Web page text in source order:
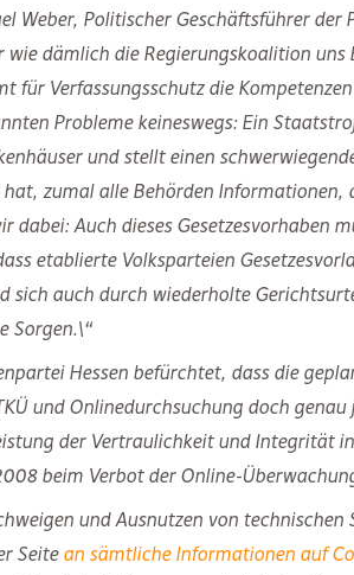
Weber, Politischer Geschäftsführer
wie dämlich die Regierungskoalition
für Verfassungsschutz die
Probleme keineswegs: Ein
und stellt einen
zumal alle Behörden Informationen,
dabei: Auch dieses Gesetzesvorhaben
etablierte Volksparteien
sich auch durch wiederholte
Sorgen.\“
Hessen befürchtet, dass die
und Onlinedurchsuchung doch
der Vertraulichkeit und Integrität
beim Verbot der Online-
und Ausnutzen von
Seitean sämtliche Informationen auf